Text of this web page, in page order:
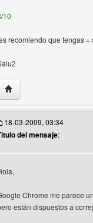
/10
recomiendo que tengas
Visitar sitio web del
18-03-2009, 03:34
del mensaje:
Chrome me parece
están dispuestos a